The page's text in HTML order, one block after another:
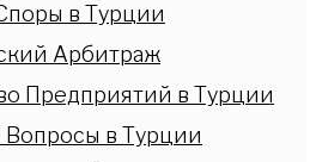
в Турции
Арбитраж
Предприятий в Турции
Вопросы в Турции